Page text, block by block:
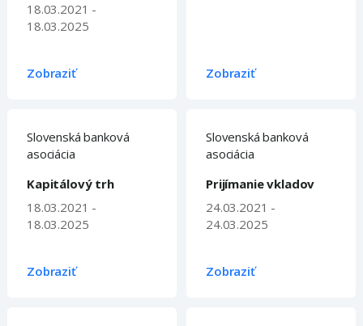
18.03.2021 -
18.03.2025
Zobraziť Zobraziť
Slovenská banková
asociácia
Kapitálový trh
18.03.2021 -
18.03.2025
Zobraziť
Slovenská banková
asociácia
Prijímanie vkladov
24.03.2021 -
24.03.2025
Zobraziť